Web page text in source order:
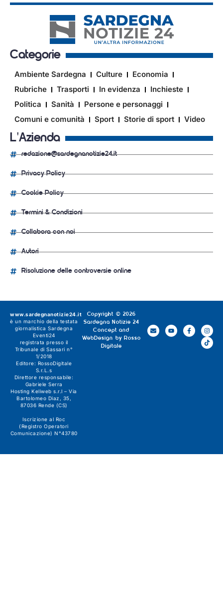
Categorie
Ambiente Sardegna Culture
Economia
Rubriche
Trasporti In evidenza
Inchieste
Politica
Sanità
Persone e personaggi
Comuni e comunità
Sport Storie di sport Video
L'Azienda
redazione@sardegnanotizie24.it
Privacy Policy
Cookie Policy
Termini & Condizioni
Collabora con noi
Autori
Risoluzione delle controversie online
Copyright © 2026
Sardegna Notizie 24
Concept and
WebDesign by Rosso
Digitale
www.sardegnanotizie24.it
è un marchio della testata
giornalistica Sardegna
Eventi24
registrata presso il
Tribunale di Sassari n°
1/2018
Editore: RossoDigitale
S.r.L.s
Direttore responsabile:
Gabriele Serra
Hosting Keliweb s.r.l – Via
Bartolomeo Diaz, 35,
87036 Rende (CS)
Iscrizione al Roc
(Registro Operatori
Comunicazione) N°43780